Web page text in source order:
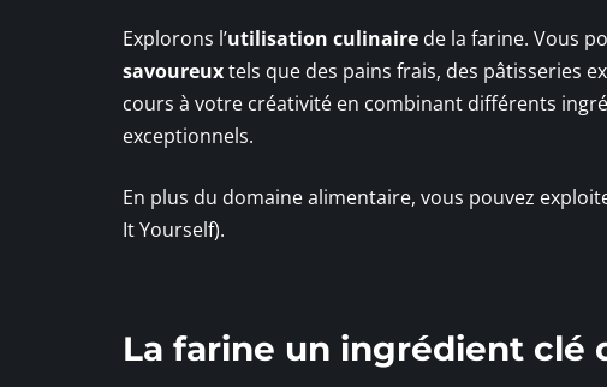
Explorons l’utilisation culinaire de la farine. Vous
savoureuxtels que des pains frais, des pâtisseries
cours à votre créativité en combinant différents
exceptionnels.
En plus du domaine alimentaire, vous pouvez
It Yourself).
La farine un ingrédient clé